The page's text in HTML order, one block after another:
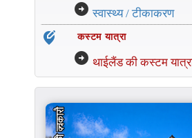
arrow_circle_right स्वास्थ्य / टीकाकरण
edit_location_alt कस्टम यात्रा
arrow_circle_right थाईलैंड की कस्टम